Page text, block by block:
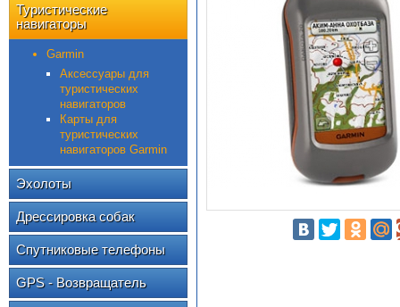
Туристические
навигаторы
Garmin
Аксессуары для
туристических
навигаторов
Карты для
туристических
навигаторов Garmin
Эхолоты
Дрессировка собак
Спутниковые телефоны
GPS - Возвращатель